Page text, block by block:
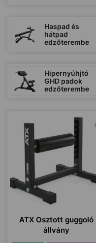
Haspad és
hátpad
edzőterembe
Hipernyúhjtó
GHD padok
edzőterembe
ATX Osztott guggoló
állvány